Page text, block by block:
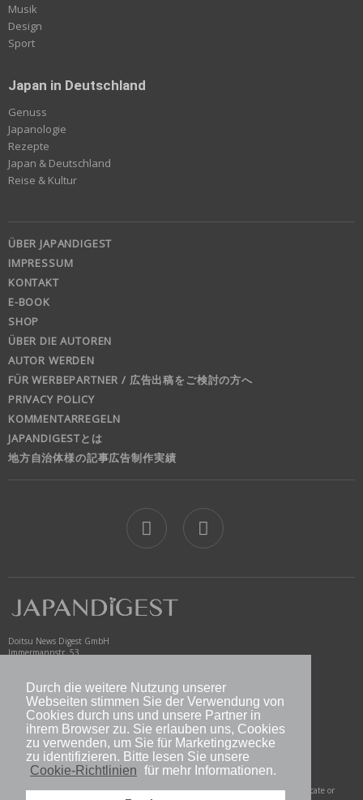
Durch die weitere Nutzung unserer
Webseiten stimmen Sie der Verwendung von
Cookies durch uns und unsere Partner in
ihrem Browser zu. Sie erlauben uns, Cookies
zu verwenden, um Sie für Marketingzwecke
zu identifizieren. Bitte lesen Sie unsere
Cookie-Richtlinien für mehr Informationen.
Musik
Design
Sport
Japan in Deutschland
Genuss
Japanologie
Rezepte
Japan & Deutschland
Reise & Kultur
ÜBER JAPANDIGEST
IMPRESSUM
KONTAKT
E-BOOK
SHOP
ÜBER DIE AUTOREN
AUTOR WERDEN
FÜR WERBEPARTNER / 広告出稿をご検討の方へ
PRIVACY POLICY
KOMMENTARREGELN
JAPANDIGESTとは
地方自治体様の記事広告制作実績
Doitsu News Digest GmbH
Immermannstr. 53
www.newsdigest.de
info@japandigest.de
Copyright © 2026 Doitsu News Digest GmbH. All Rights Reserved. Do not duplicate or